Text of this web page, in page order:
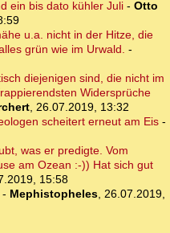
ein bis dato kühler Juli- Otto
u.a. nicht in der Hitze, die
grün wie im Urwald. -
diejenigen sind, die nicht im
Widersprüche
, 26.07.2019, 13:32
scheitert erneut am Eis-
was er predigte. Vom
am Ozean :-)) Hat sich gut
15:58
- Mephistopheles, 26.07.2019,